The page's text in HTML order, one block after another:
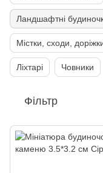
Ландшафтні
Містки, сходи,
Ліхтарі Човники
Фільтр